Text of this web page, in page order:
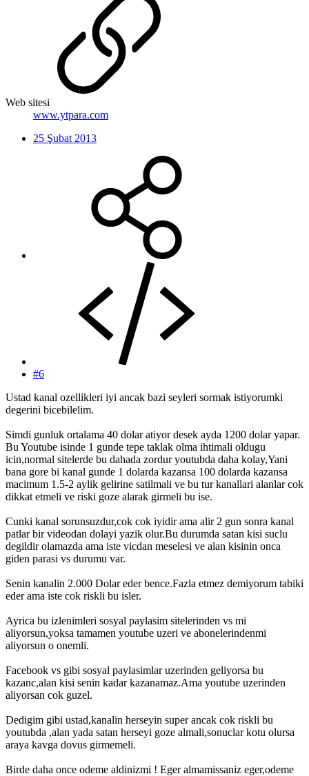
Web sitesi
www.ytpara.com
25 Şubat 2013
#6
Ustad kanal ozellikleri iyi ancak bazi seyleri sormak istiyorumki
degerini bicebilelim.
Simdi gunluk ortalama 40 dolar atiyor desek ayda 1200 dolar yapar.
Bu Youtube isinde 1 gunde tepe taklak olma ihtimali oldugu
icin,normal sitelerde bu dahada zordur youtubda daha kolay,Yani
bana gore bi kanal gunde 1 dolarda kazansa 100 dolarda kazansa
macimum 1.5-2 aylik gelirine satilmali ve bu tur kanallari alanlar cok
dikkat etmeli ve riski goze alarak girmeli bu ise.
Cunki kanal sorunsuzdur,cok cok iyidir ama alir 2 gun sonra kanal
patlar bir videodan dolayi yazik olur.Bu durumda satan kisi suclu
degildir olamazda ama iste vicdan meselesi ve alan kisinin onca
giden parasi vs durumu var.
Senin kanalin 2.000 Dolar eder bence.Fazla etmez demiyorum tabiki
eder ama iste cok riskli bu isler.
Ayrica bu izlenimleri sosyal paylasim sitelerinden vs mi
aliyorsun,yoksa tamamen youtube uzeri ve abonelerindenmi
aliyorsun o onemli.
Facebook vs gibi sosyal paylasimlar uzerinden geliyorsa bu
kazanc,alan kisi senin kadar kazanamaz.Ama youtube uzerinden
aliyorsan cok guzel.
Dedigim gibi ustad,kanalin herseyin super ancak cok riskli bu
youtubda ,alan yada satan herseyi goze almali,sonuclar kotu olursa
araya kavga dovus girmemeli.
Birde daha once odeme aldinizmi ! Eger almamissaniz eger,odeme